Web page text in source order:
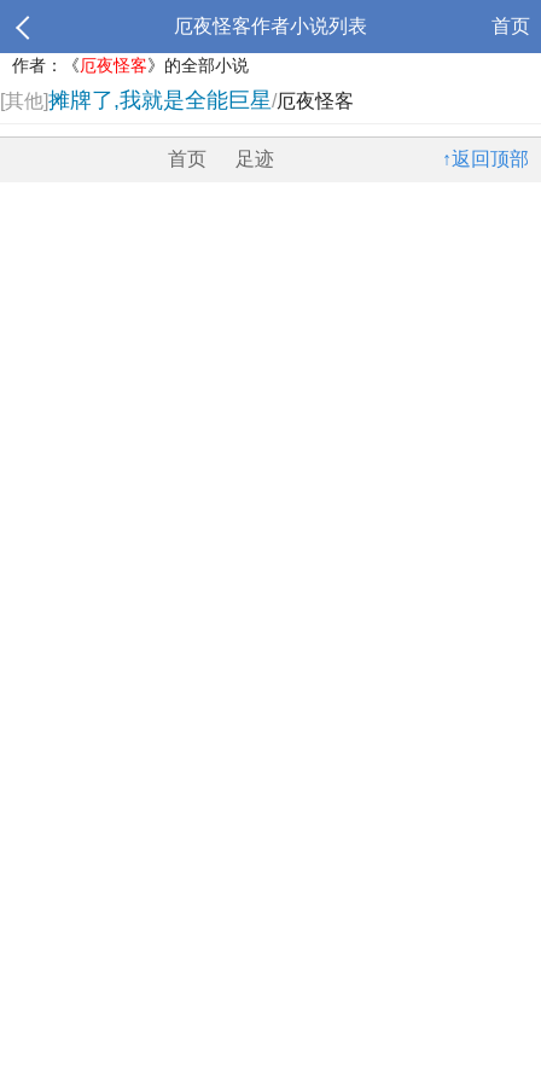
厄夜怪客作者小说列表 首页
作者：《厄夜怪客》的全部小说
[其他]摊牌了,我就是全能巨星/厄夜怪客
↑返回顶部
首页 足迹